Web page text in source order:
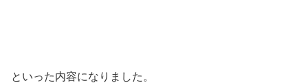
といった内容になりました。